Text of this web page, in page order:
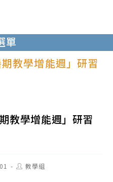
單
教學增能週」研習
教學增能週」研習
Post教學組